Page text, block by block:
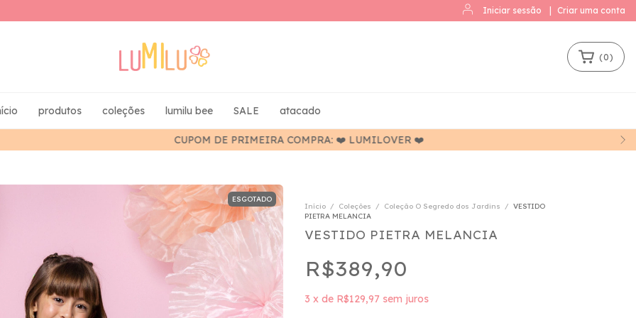
Iniciar sessão Criar uma conta
CUPOM DE PRIMEIRA COMPRA: ❤️ LUMILOVER ❤️
(0)
produtos coleções lumilu bee SALE atacado
ESGOTADO
Início / Coleções / Coleção O Segredo dos Jardins / VESTIDO
PIETRA MELANCIA
VESTIDO PIETRA MELANCIA
R$389,90
3 x de R$129,97 sem juros